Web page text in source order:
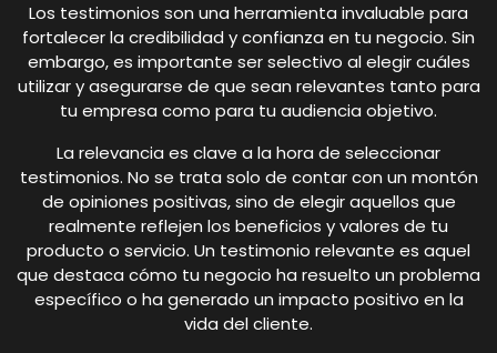
Los testimonios son una herramienta invaluable para
fortalecer la credibilidad y confianza en tu negocio. Sin
embargo, es importante ser selectivo al elegir cuáles
utilizar y asegurarse de que sean relevantes tanto para
tu empresa como para tu audiencia objetivo.
La relevancia es clave a la hora de seleccionar
testimonios. No se trata solo de contar con un montón
de opiniones positivas, sino de elegir aquellos que
realmente reflejen los beneficios y valores de tu
producto o servicio. Un testimonio relevante es aquel
que destaca cómo tu negocio ha resuelto un problema
específico o ha generado un impacto positivo en la
vida del cliente.